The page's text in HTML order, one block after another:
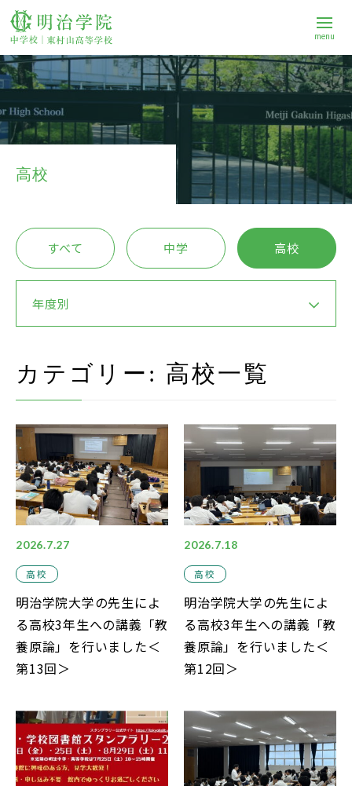
menu
学校案内
中学校
進路
Q&A
在校生・保護者の方
お問い合わせ
資料請求
アクセス
Instagram
採用情報
リンク
個人情報保護方針
ソーシャルメディアポリシー
中学説明会 高校説明会
高校
すべて 中学 高校
年度別
カテゴリー: 高校一覧
2026.7.27
高校
明治学院大学の先生によ
る高校3年生への講義「教
養原論」を行いました＜
第13回＞
2026.7.18
高校
明治学院大学の先生によ
る高校3年生への講義「教
養原論」を行いました＜
第12回＞